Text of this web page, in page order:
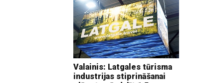
Valainis: Latgales tūrisma
industrijas stiprināšanai